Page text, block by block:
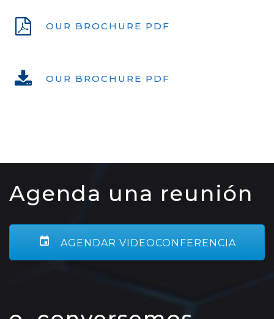
OUR BROCHURE PDF
OUR BROCHURE PDF
Agenda una reunión
AGENDAR VIDEOCONFERENCIA